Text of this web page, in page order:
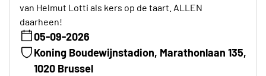
van Helmut Lotti als kers op de taart. ALLEN
daarheen!
05-09-2026
Koning Boudewijnstadion, Marathonlaan 135,
1020 Brussel